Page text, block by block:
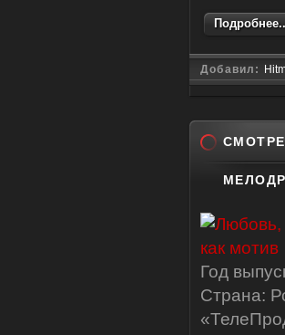
Добавил:
Год
Страна: